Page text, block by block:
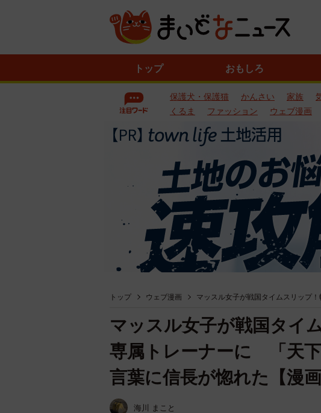
トップ おもしろ
保護犬・保護猫 かんさい 家族
くるま
ファッション ウェブ漫画
トップ ウェブ漫画 マッスル女子が戦国タイムスリップ
マッスル女子が戦国タイ
専属トレーナーに 「天
言葉に信長が惚れた【漫画
海川 まこと